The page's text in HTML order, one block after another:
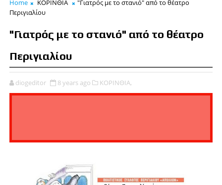
Home ΚΟΡΙΝΘΙΑ
"Γιατρός με το στανιό" από το θέατρο
Περιγιαλίου
"Γιατρός με το στανιό" από το θέατρο
Περιγιαλίου
diogeditor 8 years ago ΚΟΡΙΝΘΙΑ,